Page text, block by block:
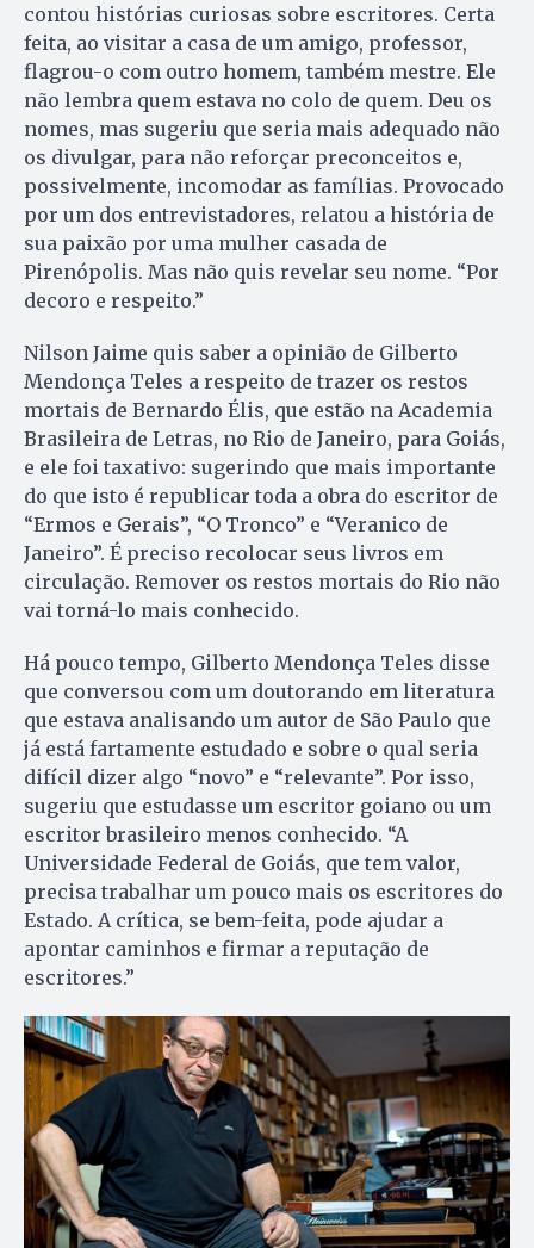
contou histórias curiosas sobre escritores. Certa
feita, ao visitar a casa de um amigo, professor,
flagrou-o com outro homem, também mestre. Ele
não lembra quem estava no colo de quem. Deu os
nomes, mas sugeriu que seria mais adequado não
os divulgar, para não reforçar preconceitos e,
possivelmente, incomodar as famílias. Provocado
por um dos entrevistadores, relatou a história de
sua paixão por uma mulher casada de
Pirenópolis. Mas não quis revelar seu nome. “Por
decoro e respeito.”
Nilson Jaime quis saber a opinião de Gilberto
Mendonça Teles a respeito de trazer os restos
mortais de Bernardo Élis, que estão na Academia
Brasileira de Letras, no Rio de Janeiro, para Goiás,
e ele foi taxativo: sugerindo que mais importante
do que isto é republicar toda a obra do escritor de
“Ermos e Gerais”, “O Tronco” e “Veranico de
Janeiro”. É preciso recolocar seus livros em
circulação. Remover os restos mortais do Rio não
vai torná-lo mais conhecido.
Há pouco tempo, Gilberto Mendonça Teles disse
que conversou com um doutorando em literatura
que estava analisando um autor de São Paulo que
já está fartamente estudado e sobre o qual seria
difícil dizer algo “novo” e “relevante”. Por isso,
sugeriu que estudasse um escritor goiano ou um
escritor brasileiro menos conhecido. “A
Universidade Federal de Goiás, que tem valor,
precisa trabalhar um pouco mais os escritores do
Estado. A crítica, se bem-feita, pode ajudar a
apontar caminhos e firmar a reputação de
escritores.”